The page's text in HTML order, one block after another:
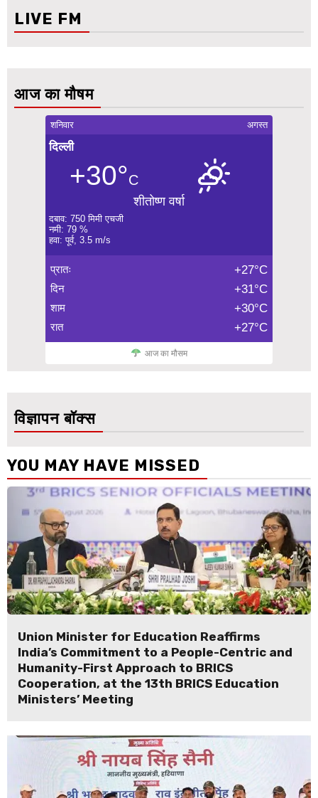
LIVE FM
आज का मौषम
शनिवार अगस्त
दिल्ली
+30°C
शीतोष्ण वर्षा
दबाव: 750 मिमी एचजी
नमी: 79 %
हवा: पूर्व, 3.5 m/s
प्रातः +27°C
दिन +31°C
शाम +30°C
रात +27°C
आज का मौसम
विज्ञापन बॉक्स
YOU MAY HAVE MISSED
Union Minister for Education Reaffirms
India’s Commitment to a People-Centric and
Humanity-First Approach to BRICS
Cooperation, at the 13th BRICS Education
Ministers’ Meeting